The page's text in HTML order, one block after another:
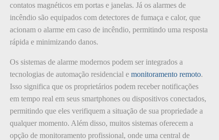
contatos magnéticos em portas e janelas. Já os alarmes de
incêndio são equipados com detectores de fumaça e calor, que
acionam o alarme em caso de incêndio, permitindo uma resposta
rápida e minimizando danos.
Os sistemas de alarme modernos podem ser integrados a
tecnologias de automação residencial e monitoramento remoto.
Isso significa que os proprietários podem receber notificações
em tempo real em seus smartphones ou dispositivos conectados,
permitindo que eles verifiquem a situação de sua propriedade a
qualquer momento. Além disso, muitos sistemas oferecem a
opção de monitoramento profissional, onde uma central de